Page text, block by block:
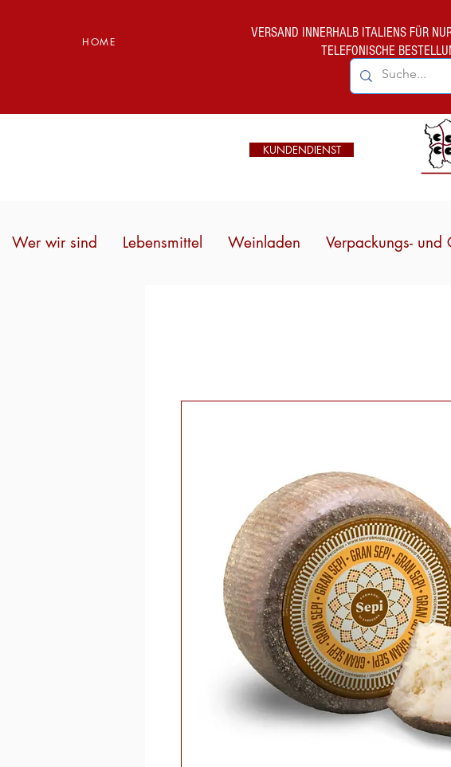
HOME
VERSAND INNERHALB ITALIENS FÜR
TELEFONISCHE
KUNDENDIENST
Wer wir sind Lebensmittel Weinladen Verpackungs- und